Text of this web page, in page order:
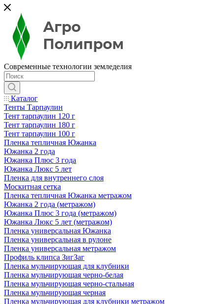
Современные технологии земледелия
Каталог
Тенты Тарпаулин
Тент тарпаулин 120 г
Тент тарпаулин 180 г
Тент тарпаулин 100 г
Пленка тепличная Южанка
Южанка 2 года
Южанка Плюс 3 года
Южанка Люкс 5 лет
Пленка для внутреннего слоя
Москитная сетка
Пленка тепличная Южанка метражом
Южанка 2 года (метражом)
Южанка Плюс 3 года (метражом)
Южанка Люкс 5 лет (метражом)
Пленка универсальная Южанка
Пленка универсальная в рулоне
Пленка универсальная метражом
Профиль клипса ЗигЗаг
Пленка мульчирующая для клубники
Пленка мульчирующая черно-белая
Пленка мульчирующая черно-стальная
Пленка мульчирующая черная
Пленка мульчирующая для клубники метражом